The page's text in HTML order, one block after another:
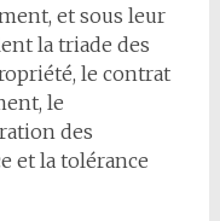
et sous leur
la triade des
le contrat
le
des
et la tolérance